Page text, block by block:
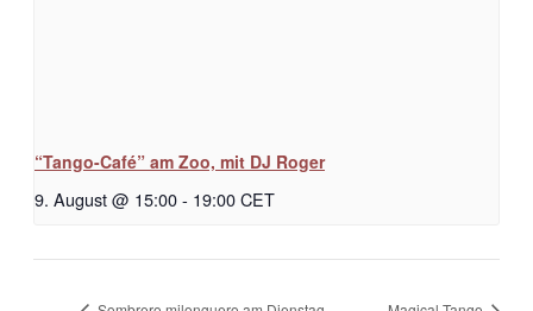
“Tango-Café” am Zoo, mit DJ Roger
9. August @ 15:00- 19:00CET